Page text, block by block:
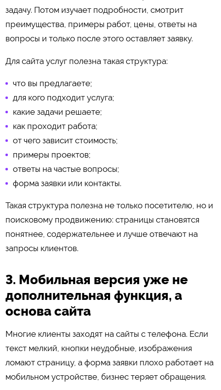
задачу. Потом изучает подробности, смотрит
преимущества, примеры работ, цены, ответы на
вопросы и только после этого оставляет заявку.
Для сайта услуг полезна такая структура:
что вы предлагаете;
для кого подходит услуга;
какие задачи решаете;
как проходит работа;
от чего зависит стоимость;
примеры проектов;
ответы на частые вопросы;
форма заявки или контакты.
Такая структура полезна не только посетителю, но и
поисковому продвижению: страницы становятся
понятнее, содержательнее и лучше отвечают на
запросы клиентов.
3. Мобильная версия уже не
дополнительная функция, а
основа сайта
Многие клиенты заходят на сайты с телефона. Если
текст мелкий, кнопки неудобные, изображения
ломают страницу, а форма заявки плохо работает на
мобильном устройстве, бизнес теряет обращения.